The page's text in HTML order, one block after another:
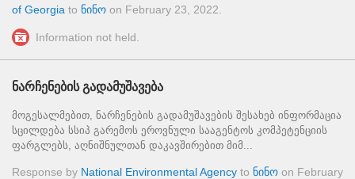
of Georgia to ნინო on February 23, 2022
Information not held.
ნარჩენების გადამუშავება
მოგესალმებით, ნარჩენების გადამუშავების შესახებ ინფორმაცია
სცილდება სსიპ გარემოს ეროვნული სააგენტოს კომპეტენციის
ფარგლებს, აღნიშნულთან დაკავშირებით მიმ...
Response by National Environmental Agency to ნინო on February